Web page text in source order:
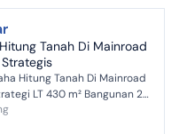
Tanah Di Mainroad
Hitung Tanah Di Mainroad
2
j...